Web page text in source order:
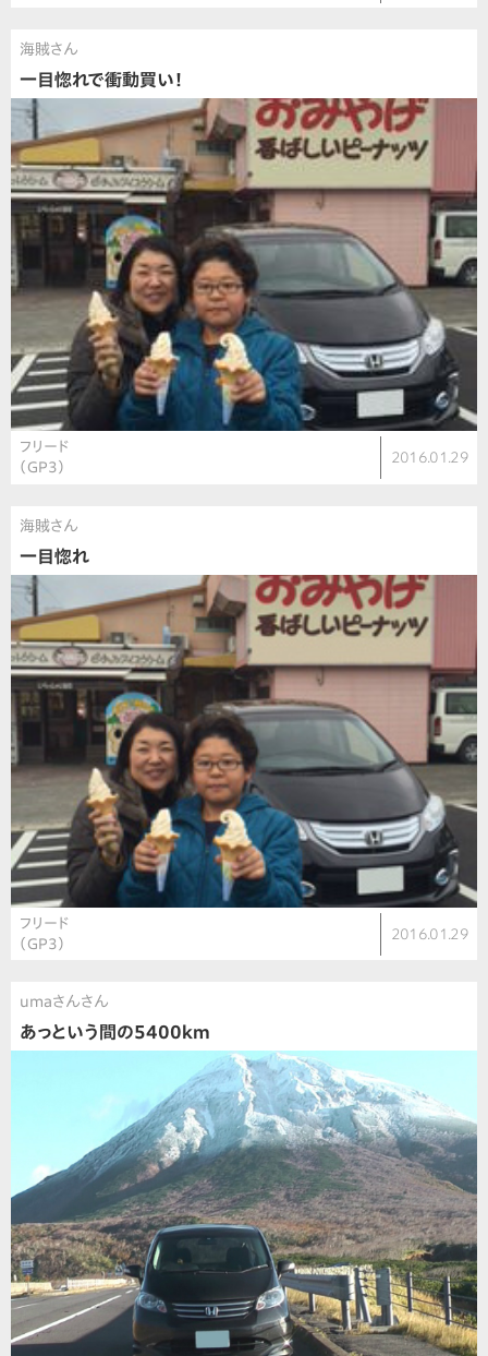
海賊さん
一目惚れで衝動買い！
フリード
（GP3）
2016.01.29
海賊さん
一目惚れ
フリード
（GP3）
2016.01.29
umaさんさん
あっという間の5400km